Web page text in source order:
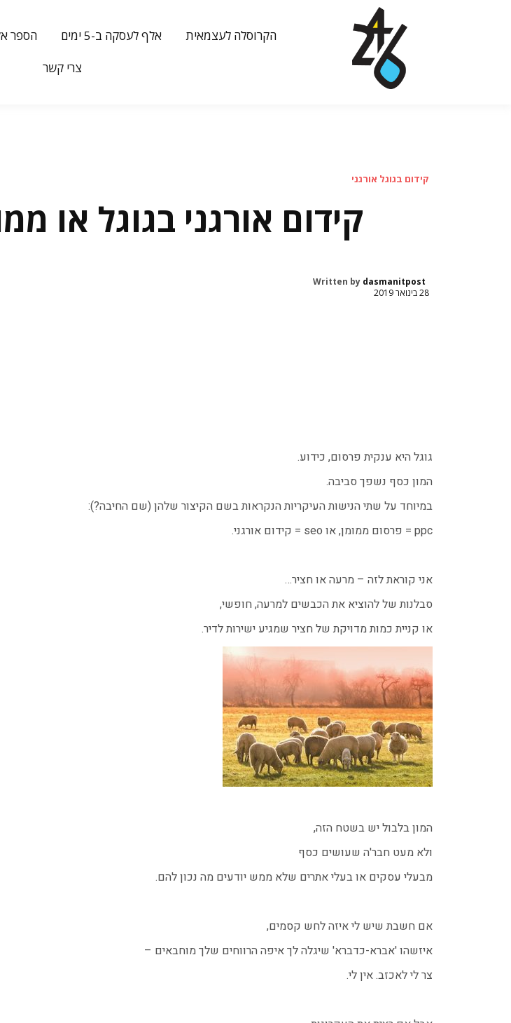
הקרוסלה לעצמאית אלף לעסקה ב-5 ימים הספר
צרי קשר
קידום בגוגל אורגני
קידום אורגני בגוגל או
Written by dasmanitpost
28 בינואר 2019
גוגל היא ענקית פרסום, כידוע.
המון כסף נשפך סביבה.
במיוחד על שתי הנישות העיקריות הנקראות בשם הקיצור שלהן (שם החיבה?):
ppc = פרסום ממומן, או seo = קידום אורגני.
אני קוראת לזה – מרעה או חציר…
סבלנות של להוציא את הכבשים למרעה, חופשי,
או קניית כמות מדויקת של חציר שמגיע ישירות לדיר.
המון בלבול יש בשטח הזה,
ולא מעט חבר'ה שעושים כסף
מבעלי עסקים או בעלי אתרים שלא ממש יודעים מה נכון להם.
אם חשבת שיש לי איזה לחש קסמים,
איזשהו 'אברא-כדברא' שיגלה לך איפה הרווחים שלך מוחבאים –
צר לי לאכזב. אין לי.